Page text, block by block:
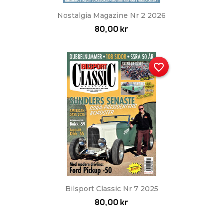
Nostalgia Magazine Nr 2 2026
80,00 kr
Bilsport Classic Nr 7 2025
80,00 kr
favorite_border